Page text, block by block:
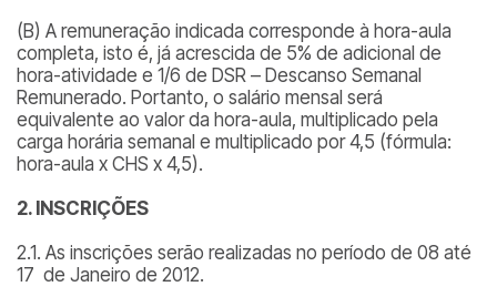
(B) A remuneração indicada corresponde à hora-aula
completa, isto é, já acrescida de 5% de adicional de
hora-atividade e 1/6 de DSR – Descanso Semanal
Remunerado. Portanto, o salário mensal será
equivalente ao valor da hora-aula, multiplicado pela
carga horária semanal e multiplicado por 4,5 (fórmula:
hora-aula x CHS x 4,5).
2. INSCRIÇÕES
2.1. As inscrições serão realizadas no período de 08 até
17 de Janeiro de 2012.